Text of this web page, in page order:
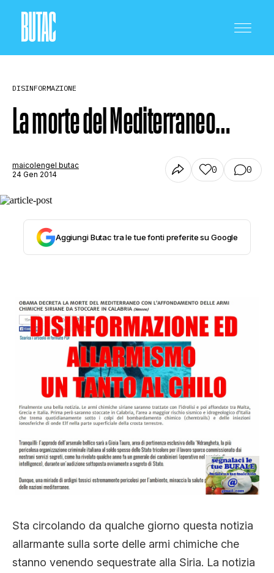
SCIENZA E TECNOLOGIA
SALUTE E MEDICINA
INTRATTENIMENTO
COMPLOTTI, LEGGENDE URBANE ED
EVERGREEN
EDITORIALI
CLIMA ED ENERGIA
DISINFORMAZIONE
La morte del Mediterraneo…
maicolengel butac
24 Gen 2014
0 0
Aggiungi Butac tra le tue fonti preferite su Google
Sta circolando da qualche giorno questa notizia
allarmante sulla sorte delle armi chimiche che
stanno venendo sequestrate alla Siria. La notizia